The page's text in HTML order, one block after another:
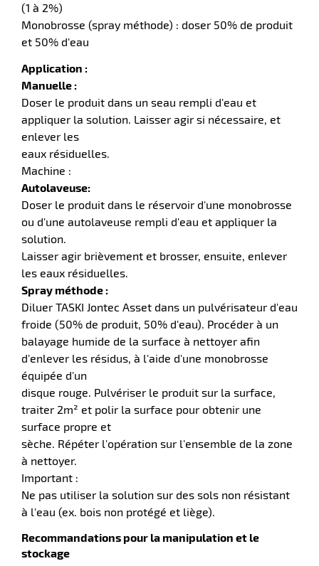
(1 à 2%)
Monobrosse (spray méthode) : doser 50% de produit
et 50% d'eau
Application :
Manuelle :
Doser le produit dans un seau rempli d'eau et
appliquer la solution. Laisser agir si nécessaire, et
enlever les
eaux résiduelles.
Machine :
Autolaveuse:
Doser le produit dans le réservoir d'une monobrosse
ou d'une autolaveuse rempli d'eau et appliquer la
solution.
Laisser agir brièvement et brosser, ensuite, enlever
les eaux résiduelles.
Spray méthode :
Diluer TASKI Jontec Asset dans un pulvérisateur d'eau
froide (50% de produit, 50% d'eau). Procéder à un
balayage humide de la surface à nettoyer afin
d'enlever les résidus, à l'aide d'une monobrosse
équipée d'un
disque rouge. Pulvériser le produit sur la surface,
traiter 2m² et polir la surface pour obtenir une
surface propre et
sèche. Répéter l'opération sur l'ensemble de la zone
à nettoyer.
Important :
Ne pas utiliser la solution sur des sols non résistant
à l'eau (ex. bois non protégé et liège).
Recommandations pour la manipulation et le
stockage